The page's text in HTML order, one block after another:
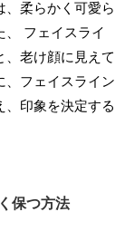
、柔らかく可愛ら
、 フェイスライ
、老け顔に見えて
、フェイスライン
、印象を決定する
保つ方法